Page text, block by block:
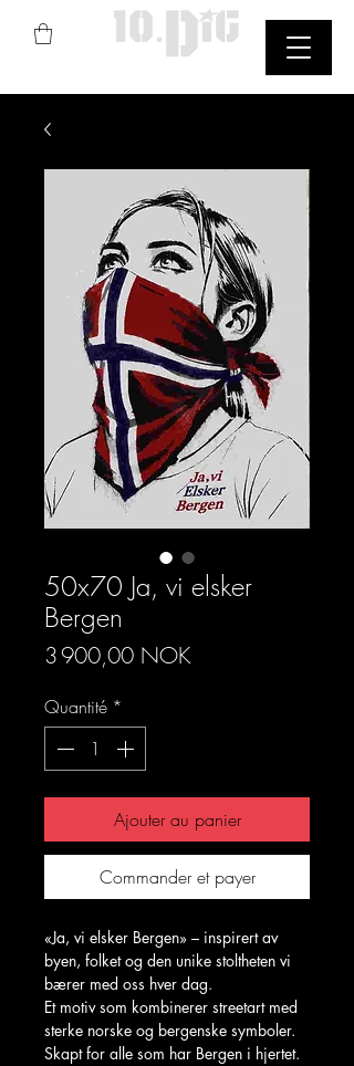
50x70 Ja, vi elsker
Bergen
3 900,00 NOKPrix
Quantité *
Ajouter au panier
Commander et payer
«Ja, vi elsker Bergen» – inspirert av
byen, folket og den unike stoltheten vi
bærer med oss hver dag.
Et motiv som kombinerer streetart med
sterke norske og bergenske symboler.
Skapt for alle som har Bergen i hjertet.